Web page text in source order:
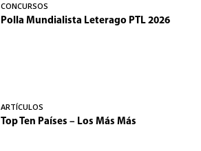
CONCURSOS
Polla Mundialista Leterago PTL 2026
ARTÍCULOS
Top Ten Países – Los Más Más